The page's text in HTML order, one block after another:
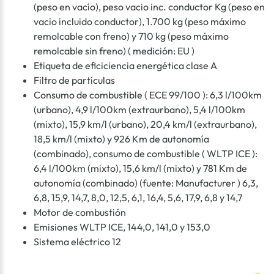
(peso en vacío), peso vacio inc. conductor Kg (peso en
vacio incluido conductor), 1.700 kg (peso máximo
remolcable con freno) y 710 kg (peso máximo
remolcable sin freno) ( medición: EU )
Etiqueta de eficiciencia energética clase A
Filtro de partículas
Consumo de combustible ( ECE 99/100 ): 6,3 l/100km
(urbano), 4,9 l/100km (extraurbano), 5,4 l/100km
(mixto), 15,9 km/l (urbano), 20,4 km/l (extraurbano),
18,5 km/l (mixto) y 926 Km de autonomía
(combinado), consumo de combustible ( WLTP ICE ):
6,4 l/100km (mixto), 15,6 km/l (mixto) y 781 Km de
autonomía (combinado) (fuente: Manufacturer ) 6,3,
6,8, 15,9, 14,7, 8,0, 12,5, 6,1, 16,4, 5,6, 17,9, 6,8 y 14,7
Motor de combustión
Emisiones WLTP ICE, 144,0, 141,0 y 153,0
Sistema eléctrico 12